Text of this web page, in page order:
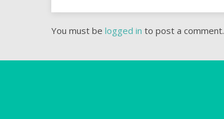
You must be logged in to post a comment.